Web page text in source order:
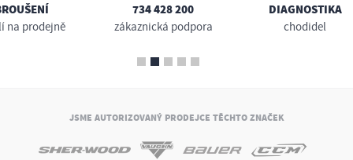
na prodejně
734 428 200
zákaznická podpora
DIAGNOSTIKA
chodidel
JSME AUTORIZOVANÝ PRODEJCE TĚCHTO ZNAČEK